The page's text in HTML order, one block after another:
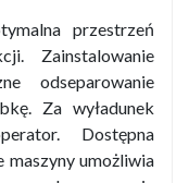
przestrzeń
Zainstalowanie
odseparowanie
Za wyładunek
Dostępna
maszyny umożliwia